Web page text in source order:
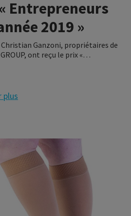
Entrepreneurs
2019 »
Ganzoni, propriétaires de
GROUP, ont reçu le prix «
à Zurich.
plus